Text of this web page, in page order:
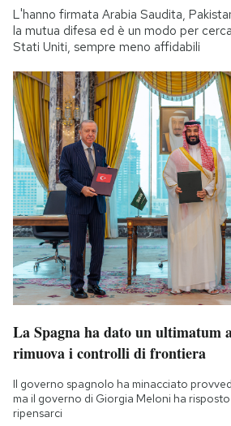
L'hanno firmata Arabia Saudita,
la mutua difesa ed è un modo per
Stati Uniti, sempre meno affidabili
La Spagna ha dato un ultimatum
rimuova i controlli di frontiera
Il governo spagnolo ha minacciato
ma il governo di Giorgia Meloni ha
ripensarci